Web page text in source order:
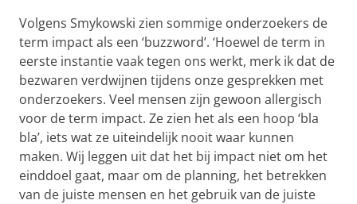
Volgens Smykowski zien sommige onderzoekers de
term impact als een ‘buzzword’. ‘Hoewel de term in
eerste instantie vaak tegen ons werkt, merk ik dat de
bezwaren verdwijnen tijdens onze gesprekken met
onderzoekers. Veel mensen zijn gewoon allergisch
voor de term impact. Ze zien het als een hoop ‘bla
bla’, iets wat ze uiteindelijk nooit waar kunnen
maken. Wij leggen uit dat het bij impact niet om het
einddoel gaat, maar om de planning, het betrekken
van de juiste mensen en het gebruik van de juiste